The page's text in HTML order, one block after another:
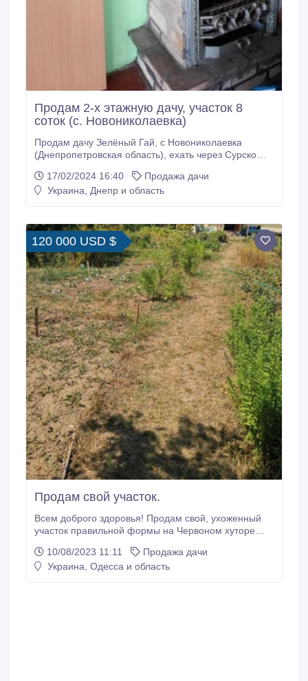
Продам 2-х этажную дачу, участок 8
соток (с. Новониколаевка)
Продам дачу Зелёный Гай, с Новониколаевка
(Днепропетровская область), ехать через Сурско
площадью 115 кв. м, гараж, большой подвал,
скважина 19 м, вода заведена в дом, на первом
кустарников.
17/02/2024 16:40
Продажа дачи
Украина, Днепр и область
120 000 USD $
Продам свой участок.
Всем доброго здоровья! Продам свой, ухоженный
участок правильной формы на Червоном хуторе
документами. Газ идёт по забору нашего участка.
Есть летняя кухня (6х4) с документами. Дорога
10/08/2023 11:11
Продажа дачи
Украина, Одесса и область